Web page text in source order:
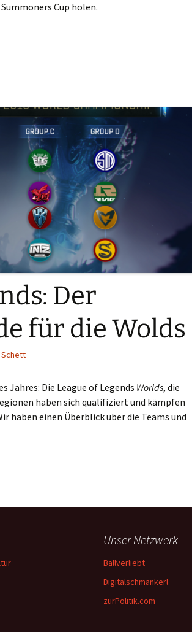
Cup holen.
Der
für die Wolds
Jahres: Die League of Legends Worlds, die
haben sich qualifiziert und kämpfen
haben einen Überblick über die Teams und
Guide für die Wolds
Unser Netzwerk
Ballverliebt
Digitalschmankerl
zurPolitik.com